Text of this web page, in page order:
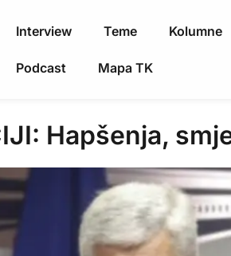
Interview Teme Kolumne
Podcast Mapa TK
Hapšenja,